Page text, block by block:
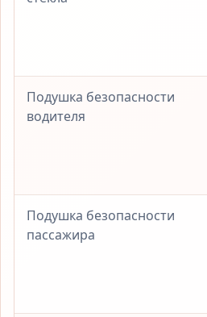
Подушка безопасности
водителя
Подушка безопасности
пассажира